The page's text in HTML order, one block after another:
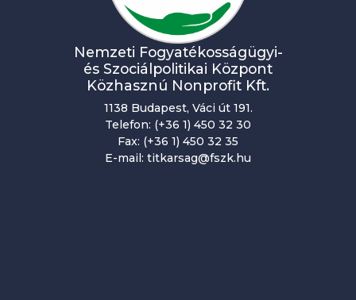
Nemzeti Fogyatékosságügyi-
és Szociálpolitikai Központ
Közhasznú Nonprofit Kft.
1138 Budapest, Váci út 191.
Telefon: (+36 1) 450 32 30
Fax: (+36 1) 450 32 35
E-mail: titkarsag@fszk.hu